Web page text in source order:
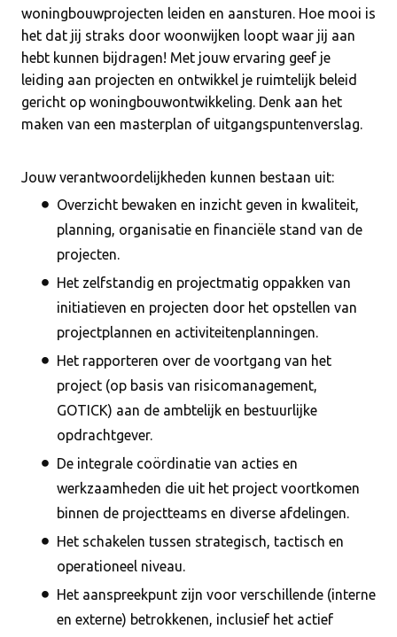
woningbouwprojecten leiden en aansturen. Hoe mooi is
het dat jij straks door woonwijken loopt waar jij aan
hebt kunnen bijdragen! Met jouw ervaring geef je
leiding aan projecten en ontwikkel je ruimtelijk beleid
gericht op woningbouwontwikkeling. Denk aan het
maken van een masterplan of uitgangspuntenverslag.
Jouw verantwoordelijkheden kunnen bestaan uit:
Overzicht bewaken en inzicht geven in kwaliteit,
planning, organisatie en financiële stand van de
projecten.
Het zelfstandig en projectmatig oppakken van
initiatieven en projecten door het opstellen van
projectplannen en activiteitenplanningen.
Het rapporteren over de voortgang van het
project (op basis van risicomanagement,
GOTICK) aan de ambtelijk en bestuurlijke
opdrachtgever.
De integrale coördinatie van acties en
werkzaamheden die uit het project voortkomen
binnen de projectteams en diverse afdelingen.
Het schakelen tussen strategisch, tactisch en
operationeel niveau.
Het aanspreekpunt zijn voor verschillende (interne
en externe) betrokkenen, inclusief het actief